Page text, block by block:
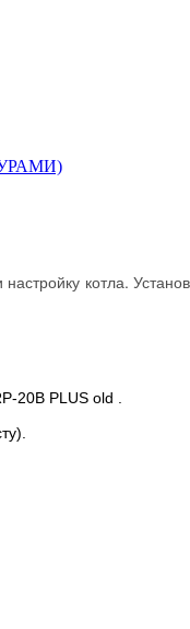
котла.
20B PLUS old .